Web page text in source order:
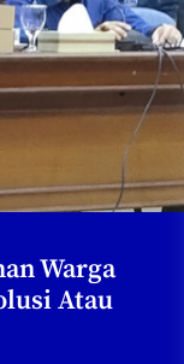
Warga
Atau